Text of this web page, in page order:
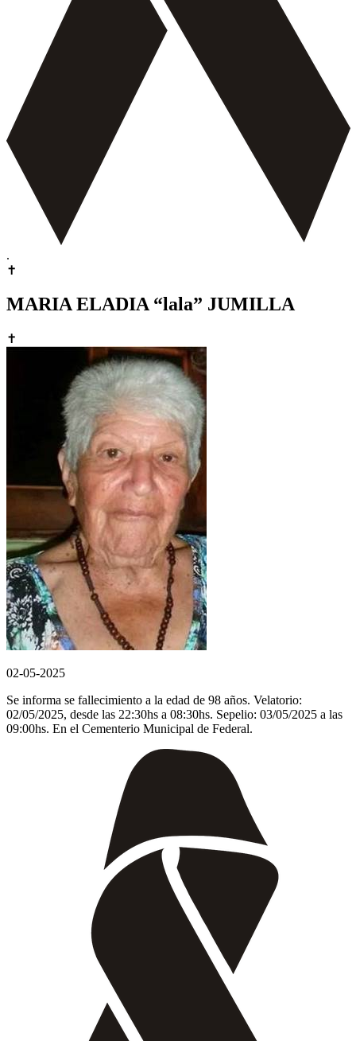
.
✝
MARIA ELADIA “lala” JUMILLA
✝
02-05-2025
Se informa se fallecimiento a la edad de 98 años. Velatorio:
02/05/2025, desde las 22:30hs a 08:30hs. Sepelio: 03/05/2025 a las
09:00hs. En el Cementerio Municipal de Federal.